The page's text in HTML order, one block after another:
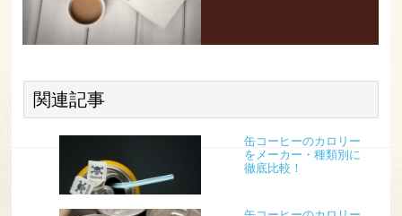
関連記事
缶コーヒーのカロリー
をメーカー・種類別に
徹底比較！